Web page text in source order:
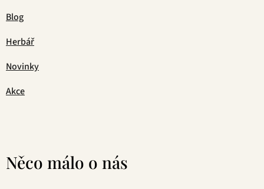
Blog
Herbář
Novinky
Akce
Něco málo o nás